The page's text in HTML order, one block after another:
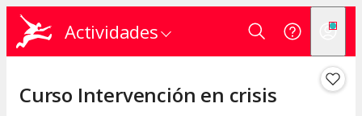
Actividades
Curso Intervención en crisis